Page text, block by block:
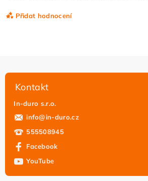
Přidat hodnocení
osobních údajů
Kontakt
In-duro s.r.o.
info@in-duro.cz
555508945
Facebook
YouTube